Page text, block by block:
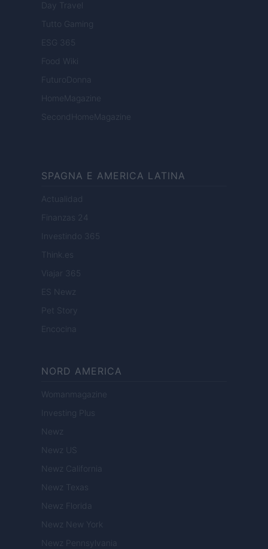
Day Travel
Tutto Gaming
ESG 365
Food Wiki
FuturoDonna
HomeMagazine
SecondHomeMagazine
SPAGNA E AMERICA LATINA
Actualidad
Finanzas 24
Investindo 365
Think.es
Viajar 365
ES Newz
Pet Story
Encocina
NORD AMERICA
Womanmagazine
Investing Plus
Newz
Newz US
Newz California
Newz Texas
Newz Florida
Newz New York
Newz Pennsylvania